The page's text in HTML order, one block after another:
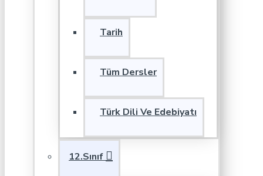
Tarih
Tüm Dersler
Türk Dili Ve Edebiyatı
12.Sınıf